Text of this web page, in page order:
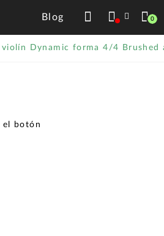
Blog 0
Dynamic forma 4/4 Brushed
el botón